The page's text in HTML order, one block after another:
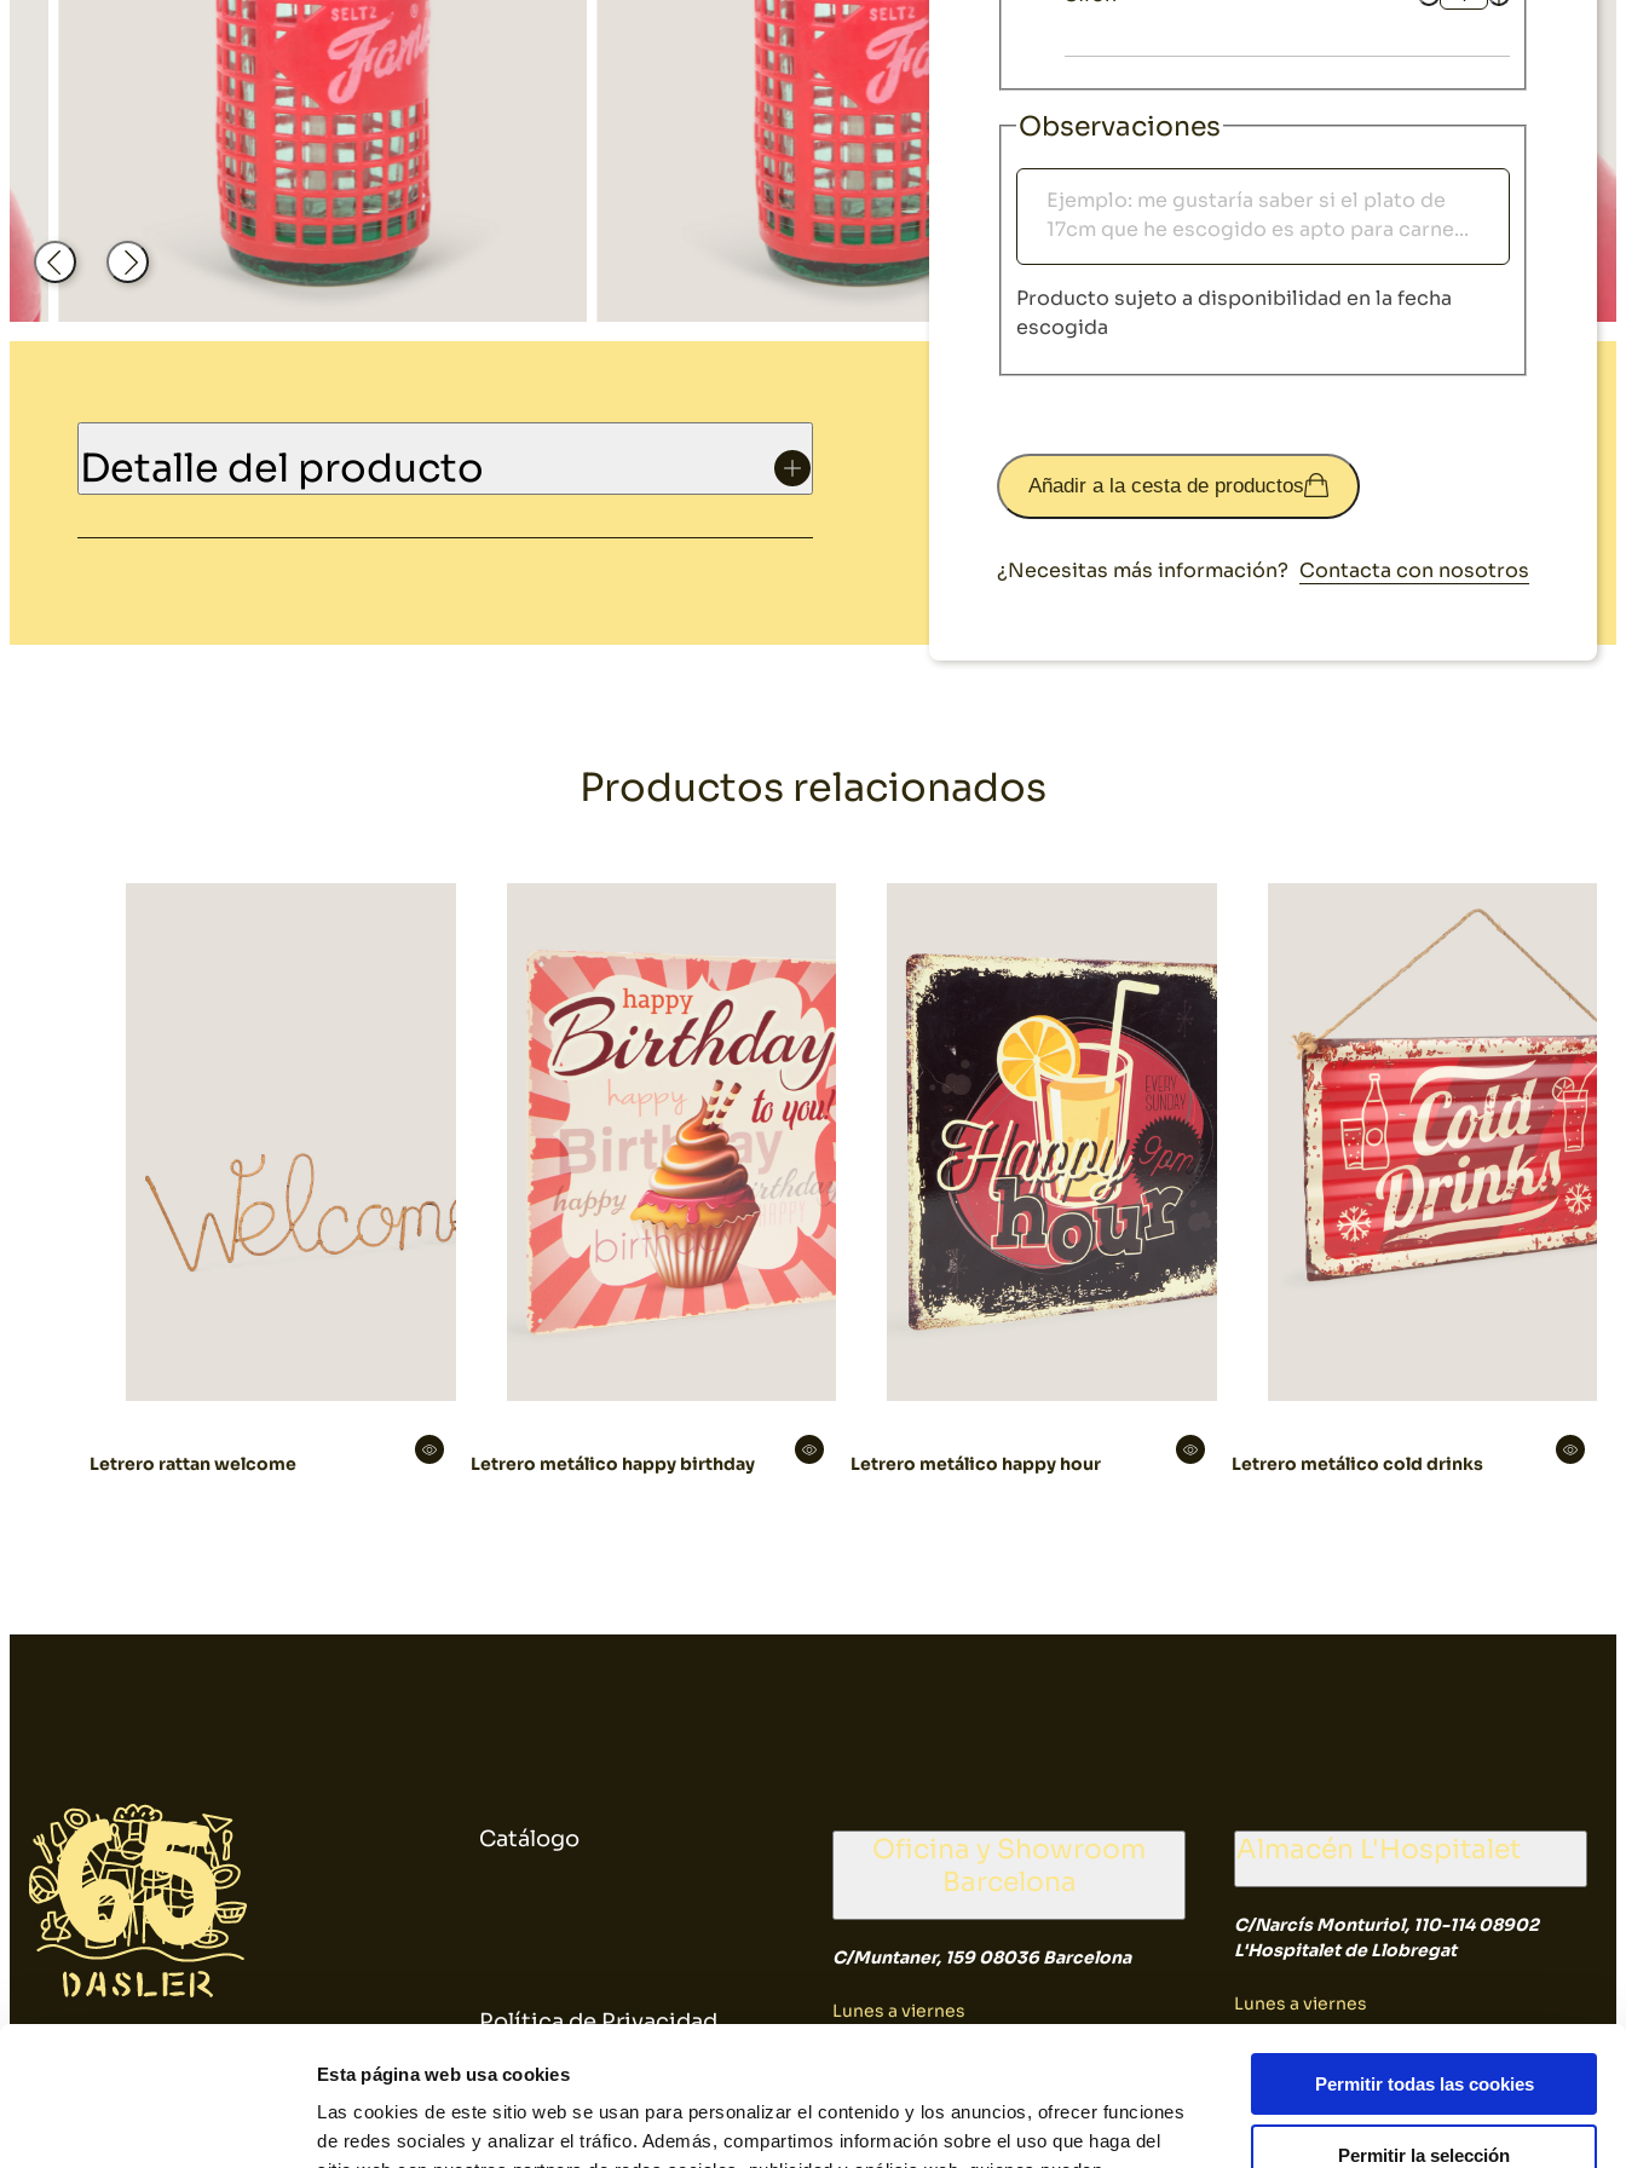
Esta página web usa cookies
Las cookies de este sitio web se usan para personalizar el contenido y los anuncios, ofrecer funciones
de redes sociales y analizar el tráfico. Además, compartimos información sobre el uso que haga del
Permitir todas las cookies
Permitir la selección
Decoración
Material de
hosteleria
Cantidad
Observaciones
Observaciones
Producto sujeto a disponibilidad en la fecha
escogida
Añadir a la cesta de productos
¿Necesitas más información? Contacta con nosotros
Atrás Siguiente
Detalle del producto
Productos relacionados
Letrero rattan welcome Letrero metálico happy birthday Letrero metálico happy hour Letrero metálico cold drinks
Catálogo
Política de Privacidad
Política de Cookies
Oficina y Showroom
Barcelona
C/Muntaner, 159 08036 Barcelona
Lunes a viernes
Sábado y Domingo
Almacén L'Hospitalet
C/Narcís Monturiol, 110-114 08902
L'Hospitalet de Llobregat
Lunes a viernes
8:00 a 14:30
Sábado y Domingo